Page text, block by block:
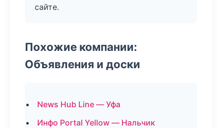
сайте.
Похожие компании:
Объявления и доски
News Hub Line — Уфа
Инфо Portal Yellow — Нальчик